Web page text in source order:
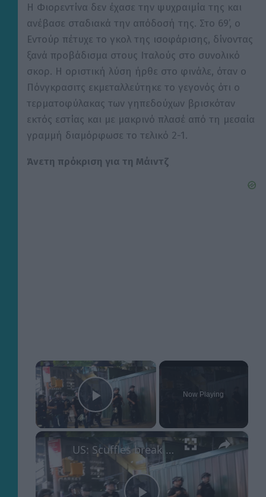
Η Φιορεντίνα δεν έχασε την ψυχραιμία της και
ανέβασε σταδιακά την απόδοσή της. Στο 69’, ο
Εντούρ πέτυχε το γκολ της ισοφάρισης, δίνοντας
ξανά προβάδισμα στους Ιταλούς στο συνολικό
σκορ. Η οριστική λύση ήρθε στο φινάλε, όταν ο
Πόνγκρασιτς εκμεταλλεύτηκε το γεγονός ότι ο
τερματοφύλακας των γηπεδούχων βρισκόταν
εκτός εστίας και με μακρινό πλασέ από τη μεσαία
γραμμή διαμόρφωσε το τελικό 2-1.
Άνετη πρόκριση για τη Μάιντζ
×
Play Video
Now Playing
×
US: Scuffles break out between Knicks fans, police during championship celebrations.